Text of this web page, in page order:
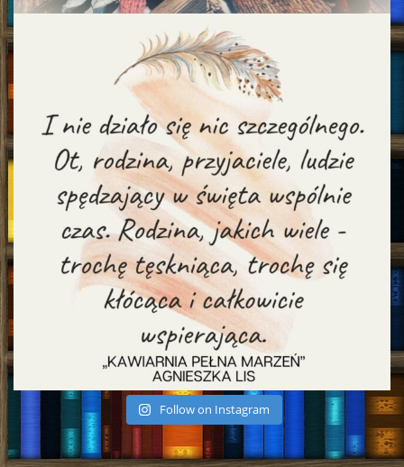
Follow on Instagram